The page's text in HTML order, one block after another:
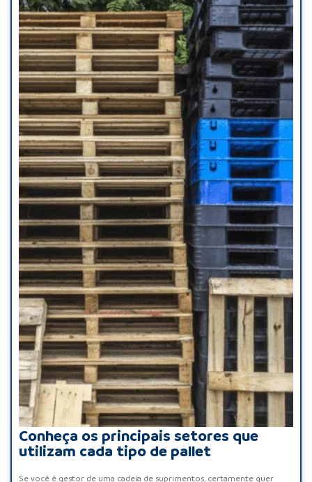
Conheça os principais setores que
utilizam cada tipo de pallet
Se você é gestor de uma cadeia de suprimentos, certamente quer